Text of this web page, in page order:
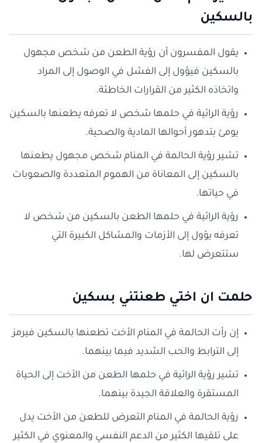
بالسكين
يقول المفسرون أن رؤية الطعن من شخص مجهول
بالسكين فيؤول إلى الفشل في الوصول إلى المراد
واتخاذه الكثير من القرارات الخاطئة.
رؤية الرائية في حلمها شخص لا تعرفه يطعنها بالسكين
يومئ بتدهور أحوالها المادية والصحية.
تشير رؤية الحالمة في المنام شخص مجهول يطعنها
بالسكين إلى المعاناة من الهموم المتعددة والصعوبات
في حياتها.
رؤية الرائية في حلمها الطعن بالسكين من شخص لا
تعرفه يؤول إلى الأزمات والمشاكل الكبيرة التي
ستتعرض لها.
حلمت ان اختي طعنتني بسكين
إن رأت الحالمة في المنام الأخت تطعنها بالسكين فيرمز
إلى الترابط والحب الشديد فيما بينهما.
تشير رؤية الرائية في حلمها الطعن من الأخت إلى الحياة
المستقرة والعلاقة الجيدة بينهما.
رؤية الحالمة في المنام التعرض للطعن من الأخت يدل
على تلقيها الكثير من الدعم النفسي والمعنوي في الكثير